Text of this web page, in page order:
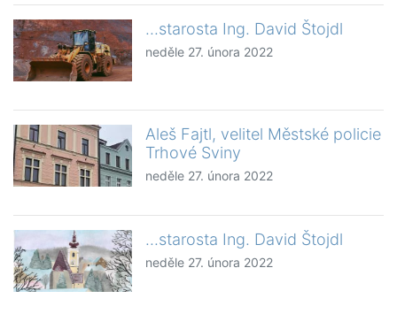
...starosta Ing. David Štojdl
neděle 27. února 2022
Aleš Fajtl, velitel Městské policie
Trhové Sviny
neděle 27. února 2022
...starosta Ing. David Štojdl
neděle 27. února 2022